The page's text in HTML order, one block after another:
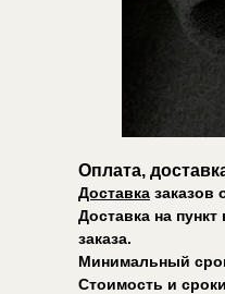
Оплата,
Доставка заказов
Доставка на
заказа.
Минимальный
Стоимость и